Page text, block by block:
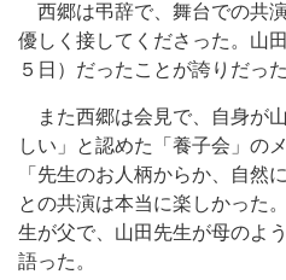
西郷は弔辞で、舞台での共
優しく接してくださった。山
５日）だったことが誇りだっ
また西郷は会見で、自身が
しい」と認めた「養子会」の
「先生のお人柄からか、自然
との共演は本当に楽しかった
生が父で、山田先生が母のよ
語った。